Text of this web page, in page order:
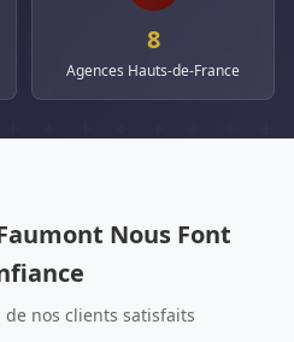
8
Agences Hauts-de-France
Nous Font
de nos clients satisfaits